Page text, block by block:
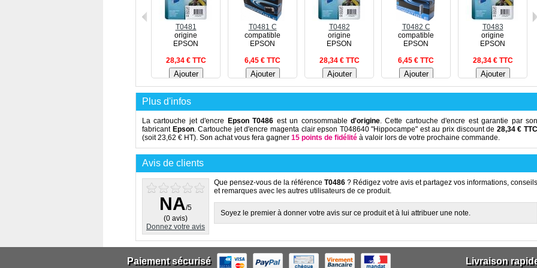
T0481
origine
EPSON
28,34 € TTC
T0481 C
compatible
EPSON
6,45 € TTC
T0482
origine
EPSON
28,34 € TTC
T0482 C
compatible
EPSON
6,45 € TTC
T0483
origine
EPSON
28,34 € TTC
Plus d'infos
La cartouche jet d'encre Epson T0486 est un consommable d'origine. Cette cartouche d'encre est garantie par son
fabricantEpson. Cartouche jet d'encre magenta clair epson T048640 "Hippocampe" est au prix discount de 28,34 € TTC
(soit 23,62 € HT). Son achat vous fera gagner 15 points de fidélité à valoir lors de votre prochaine commande.
Avis de clients
NA/5
(0 avis)
Donnez votre avis
Que pensez-vous de la référence T0486 ? Rédigez votre avis et partagez vos informations, conseils
et remarques avec les autres utilisateurs de ce produit.
Soyez le premier à donner votre avis sur ce produit et à lui attribuer une note.
Paiement sécurisé Livraison